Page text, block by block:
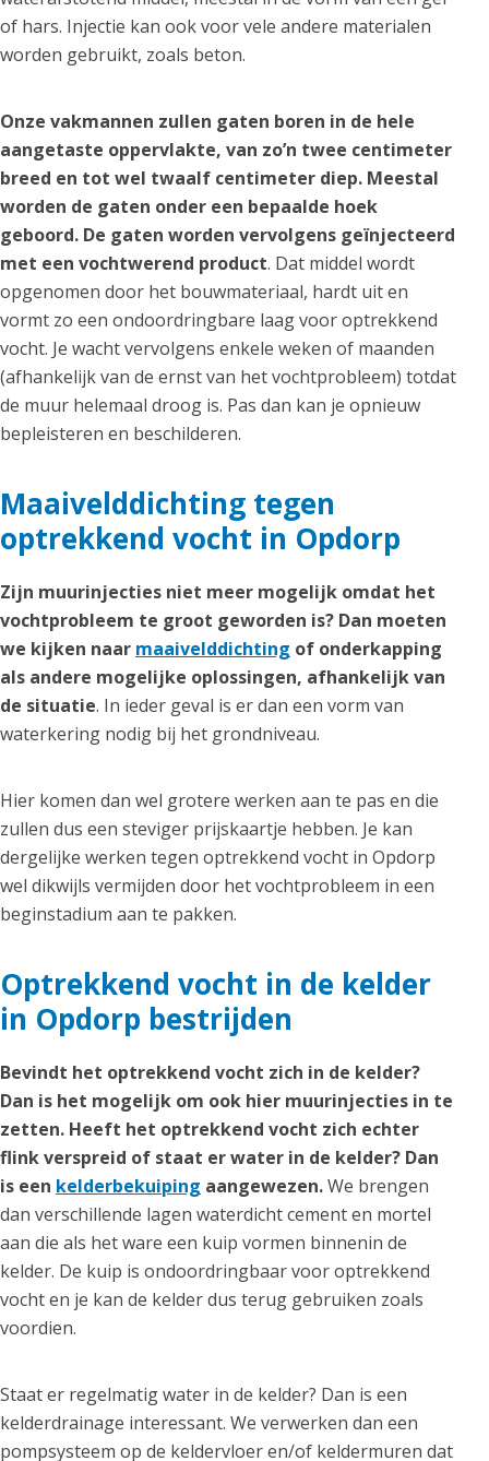
of hars. Injectie kan ook voor vele andere materialen
worden gebruikt, zoals beton.
Onze vakmannen zullen gaten boren in de hele
aangetaste oppervlakte, van zo’n twee centimeter
breed en tot wel twaalf centimeter diep. Meestal
worden de gaten onder een bepaalde hoek
geboord. De gaten worden vervolgens geïnjecteerd
met een vochtwerend product. Dat middel wordt
opgenomen door het bouwmateriaal, hardt uit en
vormt zo een ondoordringbare laag voor optrekkend
vocht. Je wacht vervolgens enkele weken of maanden
(afhankelijk van de ernst van het vochtprobleem) totdat
de muur helemaal droog is. Pas dan kan je opnieuw
bepleisteren en beschilderen.
Maaivelddichting tegen
optrekkend vocht in Opdorp
Zijn muurinjecties niet meer mogelijk omdat het
vochtprobleem te groot geworden is? Dan moeten
we kijken naar maaivelddichting of onderkapping
als andere mogelijke oplossingen, afhankelijk van
de situatie. In ieder geval is er dan een vorm van
waterkering nodig bij het grondniveau.
Hier komen dan wel grotere werken aan te pas en die
zullen dus een steviger prijskaartje hebben. Je kan
dergelijke werken tegen optrekkend vocht in Opdorp
wel dikwijls vermijden door het vochtprobleem in een
beginstadium aan te pakken.
Optrekkend vocht in de kelder
in Opdorp bestrijden
Bevindt het optrekkend vocht zich in de kelder?
Dan is het mogelijk om ook hier muurinjecties in te
zetten. Heeft het optrekkend vocht zich echter
flink verspreid of staat er water in de kelder? Dan
is een kelderbekuiping aangewezen.We brengen
dan verschillende lagen waterdicht cement en mortel
aan die als het ware een kuip vormen binnenin de
kelder. De kuip is ondoordringbaar voor optrekkend
vocht en je kan de kelder dus terug gebruiken zoals
voordien.
Staat er regelmatig water in de kelder? Dan is een
kelderdrainage interessant. We verwerken dan een
pompsysteem op de keldervloer en/of keldermuren dat